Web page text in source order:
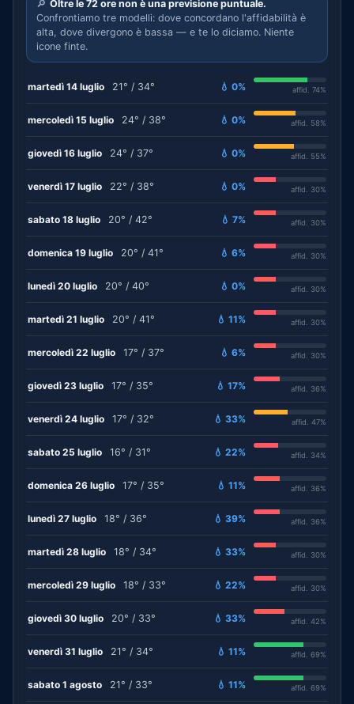
🔎 Oltre le 72 ore non è una previsione puntuale.
Confrontiamo tre modelli: dove concordano l'affidabilità è
alta, dove divergono è bassa — e te lo diciamo. Niente
icone finte.
martedì 14 luglio 21° / 34° 💧 0% affid. 74%
mercoledì 15 luglio 24° / 38° 💧 0% affid. 58%
giovedì 16 luglio 24° / 37° 💧 0% affid. 55%
venerdì 17 luglio 22° / 38° 💧 0% affid. 30%
sabato 18 luglio 20° / 42° 💧 7% affid. 30%
domenica 19 luglio 20° / 41° 💧 6% affid. 30%
lunedì 20 luglio 20° / 40° 💧 0% affid. 30%
martedì 21 luglio 20° / 41° 💧 11% affid. 30%
mercoledì 22 luglio 17° / 37° 💧 6% affid. 30%
giovedì 23 luglio 17° / 35° 💧 17% affid. 36%
venerdì 24 luglio 17° / 32° 💧 33% affid. 47%
sabato 25 luglio 16° / 31° 💧 22% affid. 34%
domenica 26 luglio 17° / 35° 💧 11% affid. 36%
lunedì 27 luglio 18° / 36° 💧 39% affid. 36%
martedì 28 luglio 18° / 34° 💧 33% affid. 30%
mercoledì 29 luglio 18° / 33° 💧 22% affid. 30%
giovedì 30 luglio 20° / 33° 💧 33% affid. 42%
venerdì 31 luglio 21° / 34° 💧 11% affid. 69%
sabato 1 agosto 21° / 33° 💧 11% affid. 69%